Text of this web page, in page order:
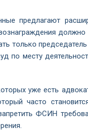
предлагают
только
по месту
уже есть
часто
ФСИН